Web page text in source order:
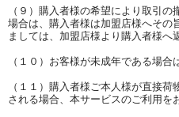
（９）購入者様の希望により取引
場合は、購入者様は加盟店様へその
ましては、加盟店様より購入者様
（１０）お客様が未成年である場
（１１）購入者様ご本人様が直接
される場合、本サービスのご利用を